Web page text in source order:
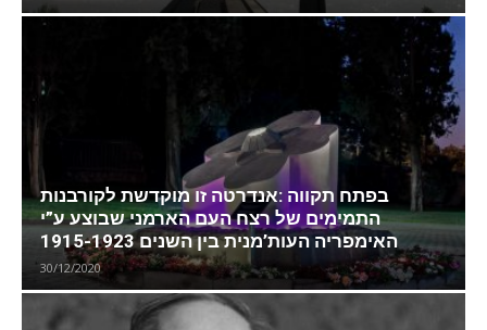
בפתח תקווה :אנדרטה זו מוקדשת לקורבנות
התמימים של רצח העם הארמני שבוצע ע”י
האימפריה העות’מנית בין השנים 1915-1923
30/12/2020